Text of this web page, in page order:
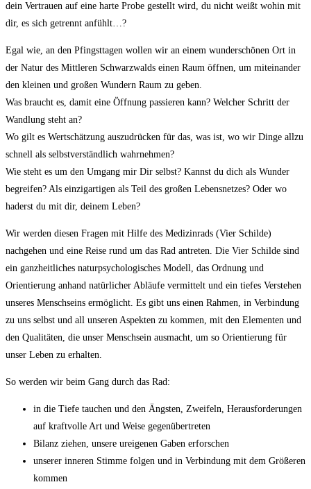
dein Vertrauen auf eine harte Probe gestellt wird, du nicht weißt wohin mit
dir, es sich getrennt anfühlt…?
Egal wie, an den Pfingsttagen wollen wir an einem wunderschönen Ort in
der Natur des Mittleren Schwarzwalds einen Raum öffnen, um miteinander
den kleinen und großen Wundern Raum zu geben.
Was braucht es, damit eine Öffnung passieren kann? Welcher Schritt der
Wandlung steht an?
Wo gilt es Wertschätzung auszudrücken für das, was ist, wo wir Dinge allzu
schnell als selbstverständlich wahrnehmen?
Wie steht es um den Umgang mir Dir selbst? Kannst du dich als Wunder
begreifen? Als einzigartigen als Teil des großen Lebensnetzes? Oder wo
haderst du mit dir, deinem Leben?
Wir werden diesen Fragen mit Hilfe des Medizinrads (Vier Schilde)
nachgehen und eine Reise rund um das Rad antreten. Die Vier Schilde sind
ein ganzheitliches naturpsychologisches Modell, das Ordnung und
Orientierung anhand natürlicher Abläufe vermittelt und ein tiefes Verstehen
unseres Menschseins ermöglicht. Es gibt uns einen Rahmen, in Verbindung
zu uns selbst und all unseren Aspekten zu kommen, mit den Elementen und
den Qualitäten, die unser Menschsein ausmacht, um so Orientierung für
unser Leben zu erhalten.
So werden wir beim Gang durch das Rad:
in die Tiefe tauchen und den Ängsten, Zweifeln, Herausforderungen
auf kraftvolle Art und Weise gegenübertreten
Bilanz ziehen, unsere ureigenen Gaben erforschen
unserer inneren Stimme folgen und in Verbindung mit dem Größeren
kommen